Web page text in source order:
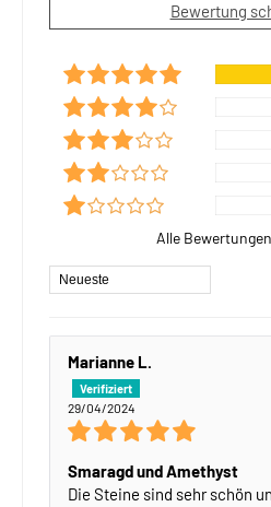
Bewertung
Alle
Sort by
Marianne L.
29/04/2024
Smaragd und Amethyst
Die Steine sind sehr schön